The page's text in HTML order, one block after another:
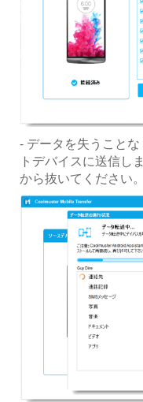
- データを失うこと
トデバイスに送信し
から抜いてください。